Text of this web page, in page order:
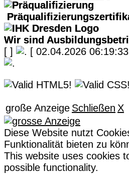
Wir sind
[ ] [ 02.04.2026
große Anzeige Schließen X
Diese Website nutzt
Funktionalität bieten zu
This website uses cookies
possible functionality.